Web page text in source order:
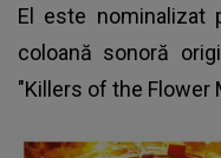
El este nominalizat
coloană sonoră
"Killers of the Flower